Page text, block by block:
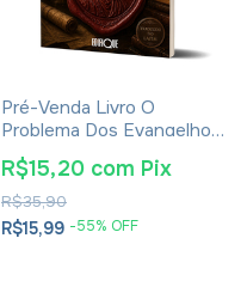
Pré-Venda Livro O
Problema Dos Evangelhos
E Soluções- Eusébio De
Cesareia
R$15,99 -55% OFF
R$35,90
R$15,20 com Pix